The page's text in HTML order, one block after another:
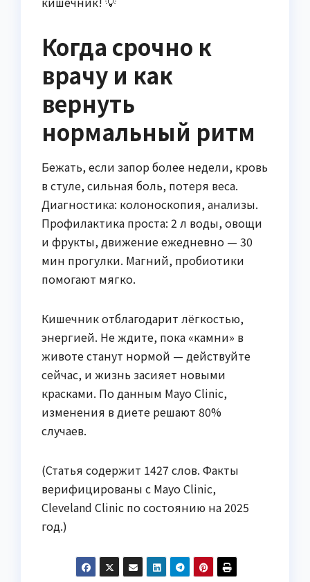
Когда срочно к
врачу и как
вернуть
нормальный ритм
Бежать, если запор более недели, кровь
в стуле, сильная боль, потеря веса.
Диагностика: колоноскопия, анализы.
Профилактика проста: 2 л воды, овощи
и фрукты, движение ежедневно — 30
мин прогулки. Магний, пробиотики
помогают мягко.
Кишечник отблагодарит лёгкостью,
энергией. Не ждите, пока «камни» в
животе станут нормой — действуйте
сейчас, и жизнь засияет новыми
красками. По данным Mayo Clinic,
изменения в диете решают 80%
случаев.
(Статья содержит 1427 слов. Факты
верифицированы с Mayo Clinic,
Cleveland Clinic по состоянию на 2025
год.)